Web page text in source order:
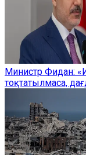
Министр Фидан:
тоқтатылмаса,